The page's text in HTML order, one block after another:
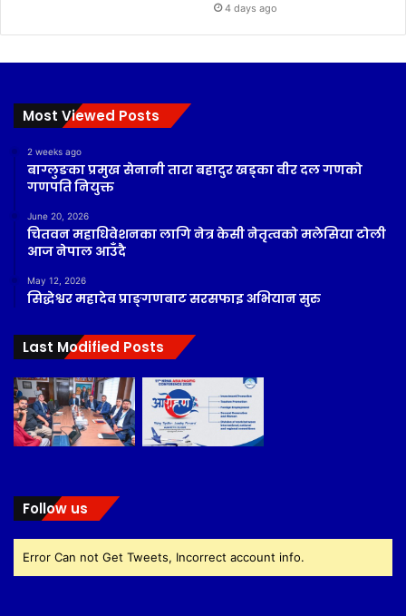
4 days ago
Most Viewed Posts
2 weeks ago
बाग्लुङका प्रमुख सेनानी तारा बहादुर खड्का वीर दल गणको
गणपति नियुक्त
June 20, 2026
चितवन महाधिवेशनका लागि नेत्र केसी नेतृत्वको मलेसिया टोली
आज नेपाल आउँदै
May 12, 2026
सिद्धेश्वर महादेव प्राङ्गणबाट सरसफाइ अभियान सुरु
Last Modified Posts
Follow us
Error Can not Get Tweets, Incorrect account info.